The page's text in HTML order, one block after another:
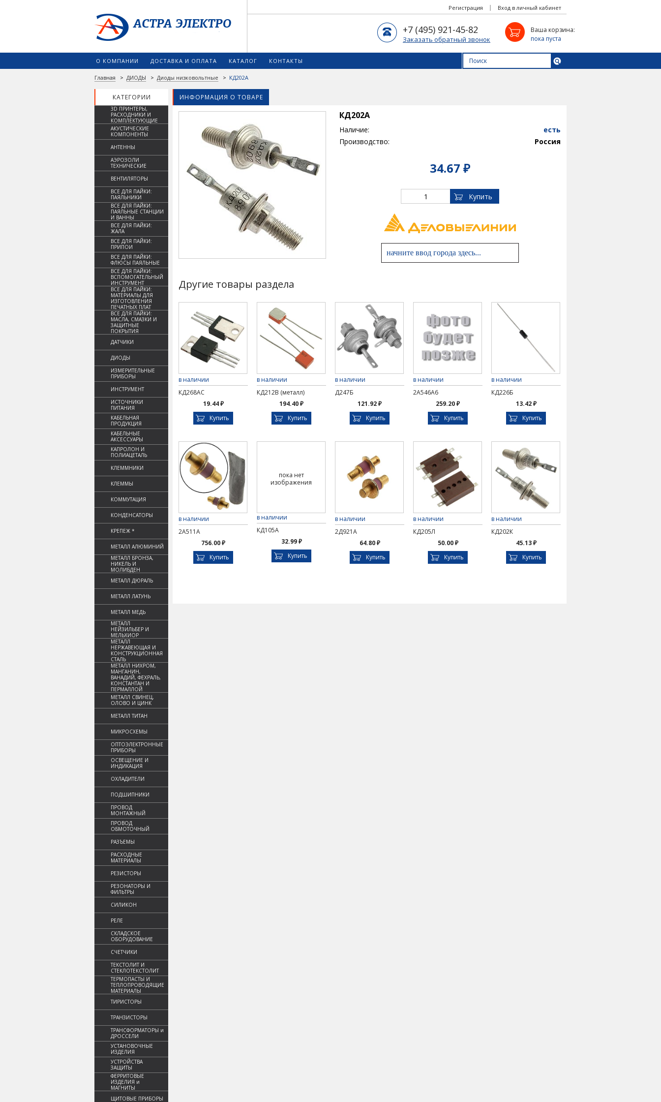
Вход в личный кабинет
Регистрация
Ваша корзина:
пока пуста
+7 (495) 921-45-82
Заказать обратный звонок
О КОМПАНИИ ДОСТАВКА И ОПЛАТА КАТАЛОГ КОНТАКТЫ
Главная > ДИОДЫ > Диоды низковольтные > КД202А
КАТЕГОРИИ ИНФОРМАЦИЯ О ТОВАРЕ
3D ПРИНТЕРЫ,
РАСХОДНИКИ И
КОМПЛЕКТУЮЩИЕ
АКУСТИЧЕСКИЕ
КОМПОНЕНТЫ
АНТЕННЫ
АЭРОЗОЛИ
ТЕХНИЧЕСКИЕ
ВЕНТИЛЯТОРЫ
ВСЕ ДЛЯ ПАЙКИ:
ПАЯЛЬНИКИ
ВСЕ ДЛЯ ПАЙКИ:
ПАЯЛЬНЫЕ СТАНЦИИ
И ВАННЫ
ВСЕ ДЛЯ ПАЙКИ:
ЖАЛА
ВСЕ ДЛЯ ПАЙКИ:
ПРИПОИ
ВСЕ ДЛЯ ПАЙКИ:
ФЛЮСЫ ПАЯЛЬНЫЕ
ВСЕ ДЛЯ ПАЙКИ:
ВСПОМОГАТЕЛЬНЫЙ
ИНСТРУМЕНТ
ВСЕ ДЛЯ ПАЙКИ:
МАТЕРИАЛЫ ДЛЯ
ИЗГОТОВЛЕНИЯ
ПЕЧАТНЫХ ПЛАТ
ВСЕ ДЛЯ ПАЙКИ:
МАСЛА, СМАЗКИ И
ЗАЩИТНЫЕ
ПОКРЫТИЯ
ДАТЧИКИ
ДИОДЫ
ИЗМЕРИТЕЛЬНЫЕ
ПРИБОРЫ
ИНСТРУМЕНТ
ИСТОЧНИКИ
ПИТАНИЯ
КАБЕЛЬНАЯ
ПРОДУКЦИЯ
КАБЕЛЬНЫЕ
АКСЕССУАРЫ
КАПРОЛОН И
ПОЛИАЦЕТАЛЬ
КЛЕММНИКИ
КЛЕММЫ
КОММУТАЦИЯ
КОНДЕНСАТОРЫ
КРЕПЕЖ *
МЕТАЛЛ АЛЮМИНИЙ
МЕТАЛЛ БРОНЗА,
НИКЕЛЬ И
МОЛИБДЕН
МЕТАЛЛ ДЮРАЛЬ
МЕТАЛЛ ЛАТУНЬ
МЕТАЛЛ МЕДЬ
МЕТАЛЛ
НЕЙЗИЛЬБЕР И
МЕЛЬХИОР
МЕТАЛЛ
НЕРЖАВЕЮЩАЯ И
КОНСТРУКЦИОННАЯ
СТАЛЬ
МЕТАЛЛ НИХРОМ,
МАНГАНИН,
ВАНАДИЙ, ФЕХРАЛЬ,
КОНСТАНТАН И
ПЕРМАЛЛОЙ
МЕТАЛЛ СВИНЕЦ,
ОЛОВО И ЦИНК
МЕТАЛЛ ТИТАН
МИКРОСХЕМЫ
ОПТОЭЛЕКТРОННЫЕ
ПРИБОРЫ
ОСВЕЩЕНИЕ И
ИНДИКАЦИЯ
ОХЛАДИТЕЛИ
ПОДШИПНИКИ
ПРОВОД
МОНТАЖНЫЙ
ПРОВОД
ОБМОТОЧНЫЙ
РАЗЪЕМЫ
РАСХОДНЫЕ
МАТЕРИАЛЫ
РЕЗИСТОРЫ
РЕЗОНАТОРЫ И
ФИЛЬТРЫ
СИЛИКОН
РЕЛЕ
СКЛАДСКОЕ
ОБОРУДОВАНИЕ
СЧЕТЧИКИ
ТЕКСТОЛИТ И
СТЕКЛОТЕКСТОЛИТ
ТЕРМОПАСТЫ И
ТЕПЛОПРОВОДЯЩИЕ
МАТЕРИАЛЫ
ТИРИСТОРЫ
ТРАНЗИСТОРЫ
ТРАНСФОРМАТОРЫ и
ДРОССЕЛИ
УСТАНОВОЧНЫЕ
ИЗДЕЛИЯ
УСТРОЙСТВА
ЗАЩИТЫ
ФЕРРИТОВЫЕ
ИЗДЕЛИЯ и
МАГНИТЫ
ЩИТОВЫЕ ПРИБОРЫ
КД202А
Наличие:
есть
Производство:
Россия
34.67 ₽
Другие товары раздела
в наличии
КД268АС
19.44 ₽
Купить
в наличии
КД212В (металл)
194.40 ₽
Купить
в наличии
Д247Б
121.92 ₽
Купить
в наличии
2А546А6
259.20 ₽
Купить
в наличии
КД226Б
13.42 ₽
Купить
в наличии
2А511А
756.00 ₽
Купить
пока нет
изображения
в наличии
КД105А
32.99 ₽
Купить
в наличии
2Д921А
64.80 ₽
Купить
в наличии
КД205Л
50.00 ₽
Купить
в наличии
КД202К
45.13 ₽
Купить